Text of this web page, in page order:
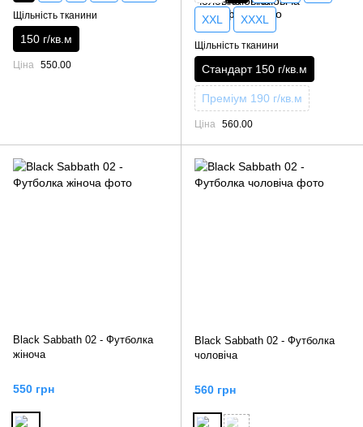
Щільність тканини
150 г/кв.м
Ціна 550.00
XXL XXXL
Щільність тканини
Стандарт 150 г/кв.м
Преміум 190 г/кв.м
Ціна 560.00
Black Sabbath 02 - Футболка
жіноча
550 грн
Black Sabbath 02 - Футболка
чоловіча
560 грн